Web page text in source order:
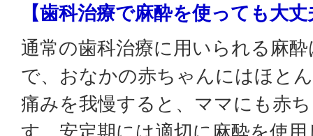
【歯科治療で麻酔を使っても大
通常の歯科治療に用いられる麻
で、おなかの赤ちゃんにはほと
痛みを我慢すると、ママにも赤
す。安定期には適切に麻酔を使